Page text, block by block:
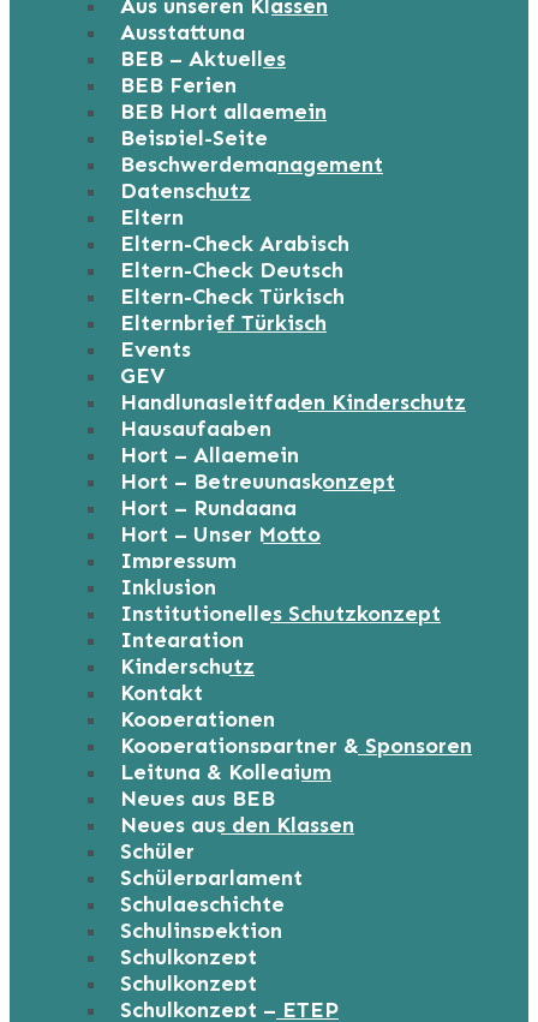
Aus unseren Klassen
Ausstattung
BEB – Aktuelles
BEB Ferien
BEB Hort allgemein
Beispiel-Seite
Beschwerdemanagement
Datenschutz
Eltern
Eltern-Check Arabisch
Eltern-Check Deutsch
Eltern-Check Türkisch
Elternbrief Türkisch
Events
GEV
Handlungsleitfaden Kinderschutz
Hausaufgaben
Hort – Allgemein
Hort – Betreuungskonzept
Hort – Rundgang
Hort – Unser Motto
Impressum
Inklusion
Institutionelles Schutzkonzept
Integration
Kinderschutz
Kontakt
Kooperationen
Kooperationspartner & Sponsoren
Leitung & Kollegium
Neues aus BEB
Neues aus den Klassen
Schüler
Schülerparlament
Schulgeschichte
Schulinspektion
Schulkonzept
Schulkonzept
Schulkonzept – ETEP